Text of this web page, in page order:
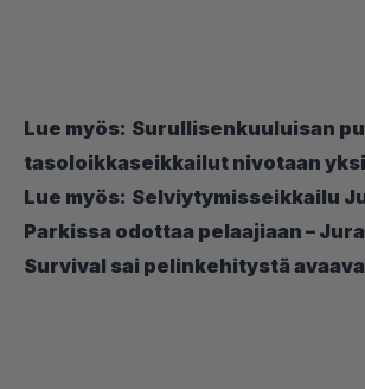
Lue myös: Surullisenkuuluisan
tasoloikkaseikkailut nivotaan
Lue myös: Selviytymisseikkailu
Parkissa odottaa pelaajiaan –
Survival sai pelinkehitystä